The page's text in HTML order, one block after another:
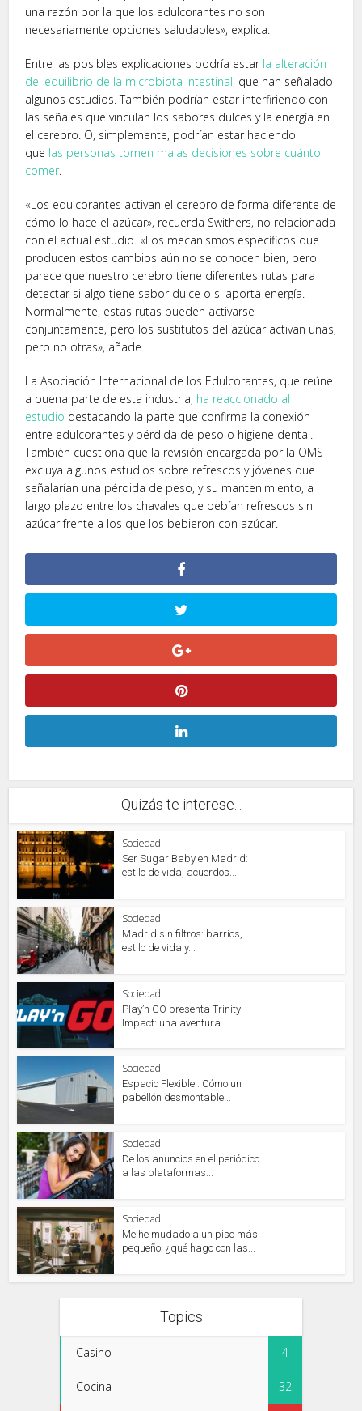
una razón por la que los edulcorantes no son
necesariamente opciones saludables», explica.
Entre las posibles explicaciones podría estar la alteración
del equilibrio de la microbiota intestinal, que han señalado
algunos estudios. También podrían estar interfiriendo con
las señales que vinculan los sabores dulces y la energía en
el cerebro. O, simplemente, podrían estar haciendo
que las personas tomen malas decisiones sobre cuánto
comer.
«Los edulcorantes activan el cerebro de forma diferente de
cómo lo hace el azúcar», recuerda Swithers, no relacionada
con el actual estudio. «Los mecanismos específicos que
producen estos cambios aún no se conocen bien, pero
parece que nuestro cerebro tiene diferentes rutas para
detectar si algo tiene sabor dulce o si aporta energía.
Normalmente, estas rutas pueden activarse
conjuntamente, pero los sustitutos del azúcar activan unas,
pero no otras», añade.
La Asociación Internacional de los Edulcorantes, que reúne
a buena parte de esta industria, ha reaccionado al
estudio destacando la parte que confirma la conexión
entre edulcorantes y pérdida de peso o higiene dental.
También cuestiona que la revisión encargada por la OMS
excluya algunos estudios sobre refrescos y jóvenes que
señalarían una pérdida de peso, y su mantenimiento, a
largo plazo entre los chavales que bebían refrescos sin
azúcar frente a los que los bebieron con azúcar.
Quizás te interese...
Sociedad
Ser Sugar Baby en Madrid:
estilo de vida, acuerdos...
Sociedad
Madrid sin filtros: barrios,
estilo de vida y...
Sociedad
Play’n GO presenta Trinity
Impact: una aventura...
Sociedad
Espacio Flexible : Cómo un
pabellón desmontable...
Sociedad
De los anuncios en el periódico
a las plataformas...
Sociedad
Me he mudado a un piso más
pequeño: ¿qué hago con las...
Topics
Casino 4
Cocina 32